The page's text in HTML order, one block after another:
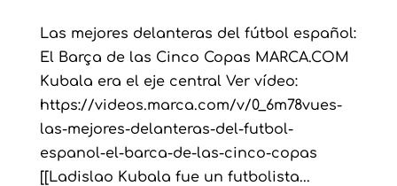
Las mejores delanteras del fútbol español:
El Barça de las Cinco Copas MARCA.COM
Kubala era el eje central Ver vídeo:
https://videos.marca.com/v/0_6m78vues-
las-mejores-delanteras-del-futbol-
espanol-el-barca-de-las-cinco-copas
[[Ladislao Kubala fue un futbolista...